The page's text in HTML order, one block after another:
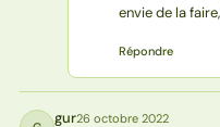
envie de la
Répondre
gur26 octobre 2022